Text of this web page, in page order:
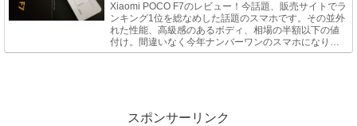
Xiaomi POCO F7のレビュー！今話題、販売サイトでラ
ンキング1位を総なめした話題のスマホです。その並外
れた性能、高級感のあるボディ、相場の半額以下の値
付け。間違いなく今年ナンバーワンのスマホになりそ
うです。
スポンサーリンク